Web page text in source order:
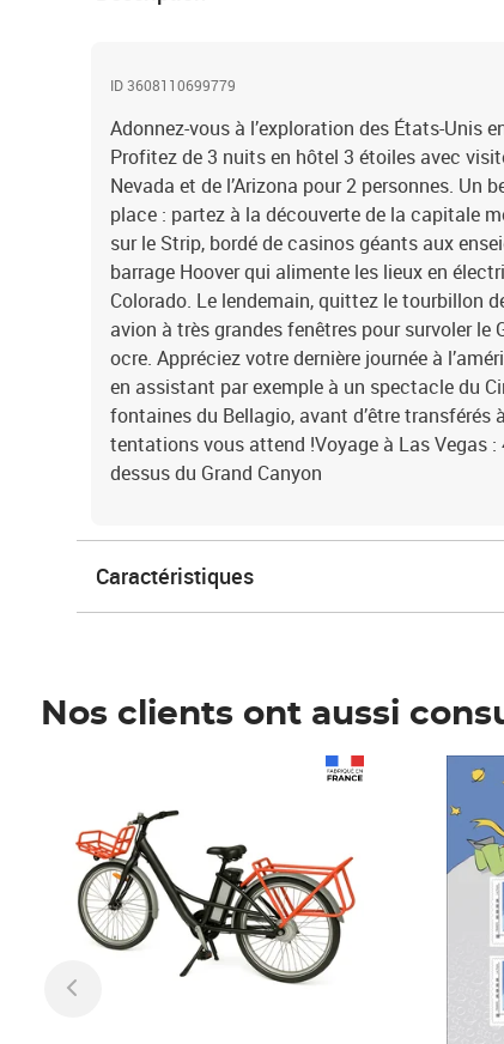
ID 3608110699779
Adonnez-vous à l’exploration des États-Unis
Profitez de 3 nuits en hôtel 3 étoiles avec
Nevada et de l’Arizona pour 2 personnes. Un
place : partez à la découverte de la capitale
sur le Strip, bordé de casinos géants aux
barrage Hoover qui alimente les lieux en
Colorado. Le lendemain, quittez le tourbillon
avion à très grandes fenêtres pour survoler le
ocre. Appréciez votre dernière journée à
en assistant par exemple à un spectacle du
fontaines du Bellagio, avant d’être transférés
tentations vous attend !Voyage à Las Vegas
dessus du Grand Canyon
Caractéristiques
Nos clients ont aussi
Prix 7,50€